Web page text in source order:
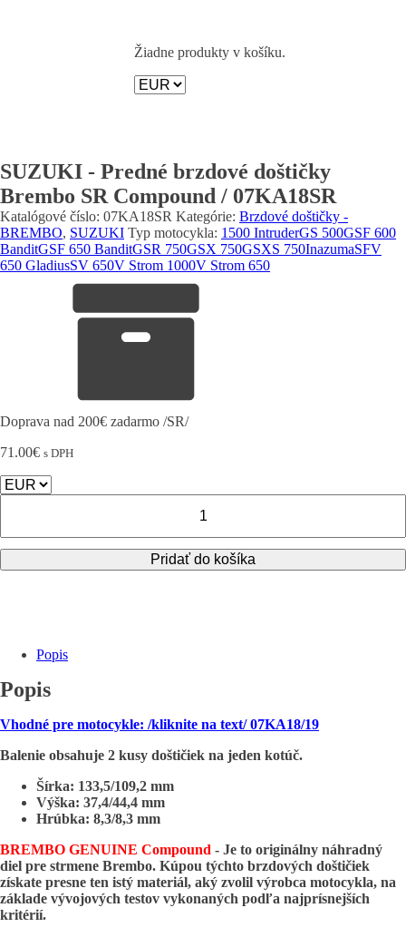
Žiadne produkty v košíku.
SUZUKI - Predné brzdové doštičky
Brembo SR Compound / 07KA18SR
Katalógové číslo: 07KA18SR Kategórie: Brzdové doštičky -
BREMBO, SUZUKI Typ motocykla: 1500 IntruderGS 500GSF 600
BanditGSF 650 BanditGSR 750GSX 750GSXS 750InazumaSFV
650 GladiusSV 650V Strom 1000V Strom 650
Doprava nad 200€ zadarmo /SR/
71.00€ s DPH
-
Predné
brzdové
07KA18SR
Pridať do košíka
Popis
Popis
Vhodné pre motocykle: /kliknite na text/ 07KA18/19
Balenie obsahuje 2 kusy doštičiek na jeden kotúč.
Šírka: 133,5/109,2 mm
Výška: 37,4/44,4 mm
Hrúbka: 8,3/8,3 mm
BREMBO GENUINE Compound - Je to originálny náhradný
diel pre strmene Brembo. Kúpou týchto brzdových doštičiek
získate presne ten istý materiál, aký zvolil výrobca motocykla, na
základe vývojových testov vykonaných podľa najprísnejších
kritérií.